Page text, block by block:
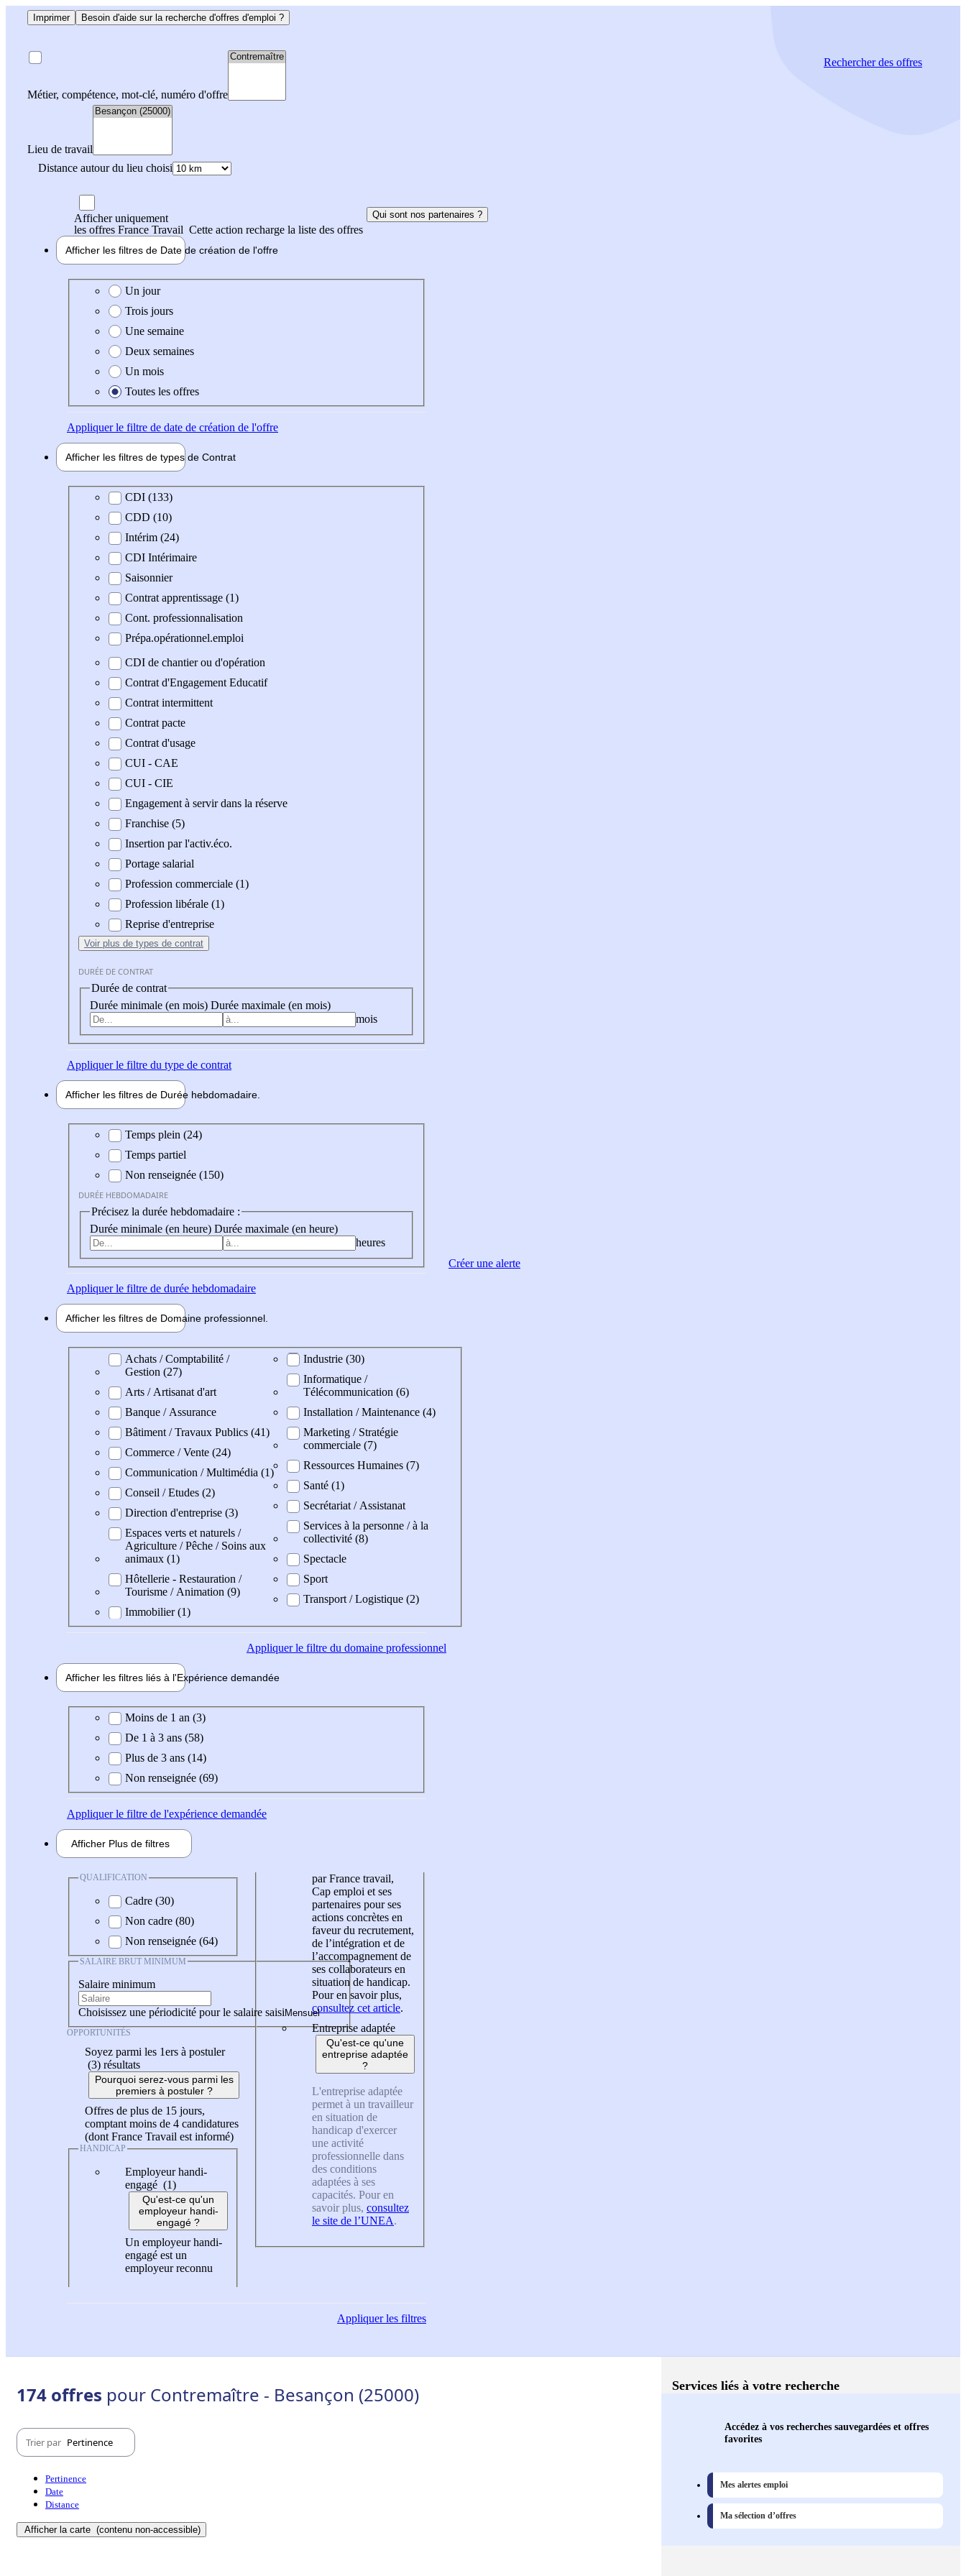
Imprimer Besoin d'aide sur la recherche d'offres d'emploi ?
Métier, compétence, mot-clé, numéro d'offre
Lieu de travail
Distance autour du lieu choisi
Rechercherdes offres
Afficher uniquement
les offres France Travail Cette action recharge la liste des offres
Qui sont nos partenaires ?
Afficher les filtres de Date de création de l'offre
Date de création de l'offre
Un jour
Trois jours
Une semaine
Deux semaines
Un mois
Toutes les offres
Appliquerle filtre de date de création de l'offre
Afficher les filtres de types de Contrat
Type de contratCDI (133)
CDD (10)
Intérim (24)
CDI Intérimaire
Saisonnier
Contrat apprentissage (1)
Cont. professionnalisation
Prépa.opérationnel.emploi
CDI de chantier ou d'opération
Contrat d'Engagement Educatif
Contrat intermittent
Contrat pacte
Contrat d'usage
CUI - CAE
CUI - CIE
Engagement à servir dans la réserve
Franchise (5)
Insertion par l'activ.éco.
Portage salarial
Profession commerciale (1)
Profession libérale (1)
Reprise d'entreprise
Voir plus de types de contrat
DURÉE DE CONTRAT
Durée de contrat
Durée minimale (en mois) Durée maximale (en mois)
mois
Appliquerle filtre du type de contrat
Afficher les filtres de Durée hebdomadaire
Durée hebdomadaire
Temps plein (24)
Temps partiel
Non renseignée (150)
DURÉE HEBDOMADAIRE
Précisez la durée hebdomadaire :
Durée minimale (en heure) Durée maximale (en heure)
heures
Appliquerle filtre de durée hebdomadaire
Afficher les filtres de Domaine professionnel
Domaine professionel
Achats / Comptabilité /
Gestion (27)
Arts / Artisanat d'art
Banque / Assurance
Bâtiment / Travaux Publics (41)
Commerce / Vente (24)
Communication / Multimédia (1)
Conseil / Etudes (2)
Direction d'entreprise (3)
Espaces verts et naturels /
Agriculture / Pêche / Soins aux
animaux (1)
Hôtellerie - Restauration /
Tourisme / Animation (9)
Immobilier (1)
Industrie (30)
Informatique /
Télécommunication (6)
Installation / Maintenance (4)
Marketing / Stratégie
commerciale (7)
Ressources Humaines (7)
Santé (1)
Secrétariat / Assistanat
Services à la personne / à la
collectivité (8)
Spectacle
Sport
Transport / Logistique (2)
Appliquerle filtre du domaine professionnel
Afficher les filtres liés à l'Expérience demandée
Expérience demandée
Moins de 1 an (3)
De 1 à 3 ans (58)
Plus de 3 ans (14)
Non renseignée (69)
Appliquerle filtre de l'expérience demandée
Afficher Plus de filtres
QUALIFICATION
Cadre (30)
Non cadre (80)
Non renseignée (64)
SALAIRE BRUT MINIMUM
Salaire minimum
Choisissez une périodicité pour le salaire saisi
OPPORTUNITÉS
Soyez parmi les 1ers à postuler
(3) résultats
Pourquoi serez-vous parmi les
premiers à postuler ?
Offres de plus de 15 jours,
comptant moins de 4 candidatures
(dont France Travail est informé)
HANDICAP
Employeur handi-
engagé (1)
Qu'est-ce qu'un
employeur handi-
engagé ?
Un employeur handi-
engagé est un
employeur reconnu
par France travail,
Cap emploi et ses
partenaires pour ses
actions concrètes en
faveur du recrutement,
de l’intégration et de
l’accompagnement de
ses collaborateurs en
situation de handicap.
Pour en savoir plus,
consultez cet article.
Entreprise adaptée
Qu'est-ce qu'une
entreprise adaptée
?
L'entreprise adaptée
permet à un travailleur
en situation de
handicap d'exercer
une activité
professionnelle dans
des conditions
adaptées à ses
capacités. Pour en
savoir plus, consultez
le site de l’UNEA.
Appliquerles filtres
Créer une alerte
174 offres pour Contremaître - Besançon (25000)
Trier par Pertinence
Pertinence
Date
Distance
Afficher la carte (contenu non-accessible)
Services liés à votre recherche
Accédez à vos recherches sauvegardées et offres
favorites
Mes alertes emploi
Ma sélection d’offres